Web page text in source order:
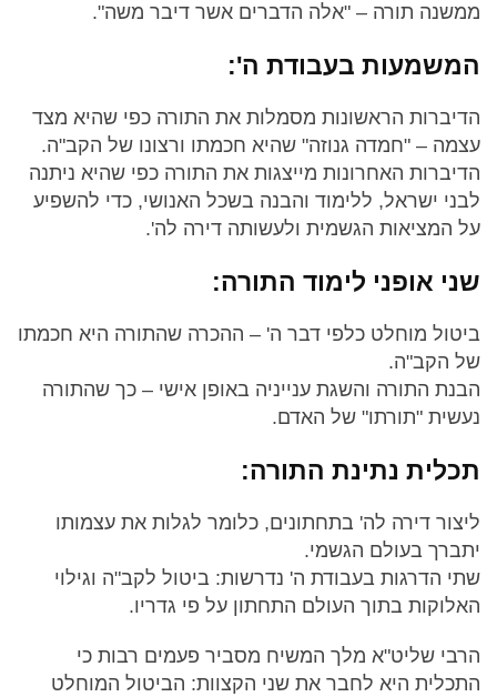
ממשנה תורה – "אלה הדברים אשר דיבר משה".
המשמעות בעבודת ה':
הדיברות הראשונות מסמלות את התורה כפי שהיא מצד
עצמה – "חמדה גנוזה" שהיא חכמתו ורצונו של הקב"ה.
הדיברות האחרונות מייצגות את התורה כפי שהיא ניתנה
לבני ישראל, ללימוד והבנה בשכל האנושי, כדי להשפיע
על המציאות הגשמית ולעשותה דירה לה'.
שני אופני לימוד התורה:
ביטול מוחלט כלפי דבר ה' – ההכרה שהתורה היא חכמתו
של הקב"ה.
הבנת התורה והשגת ענייניה באופן אישי – כך שהתורה
נעשית "תורתו" של האדם.
תכלית נתינת התורה:
ליצור דירה לה' בתחתונים, כלומר לגלות את עצמותו
יתברך בעולם הגשמי.
שתי הדרגות בעבודת ה' נדרשות: ביטול לקב"ה וגילוי
האלוקות בתוך העולם התחתון על פי גדריו.
הרבי שליט"א מלך המשיח מסביר פעמים רבות כי
התכלית היא לחבר את שני הקצוות: הביטול המוחלט